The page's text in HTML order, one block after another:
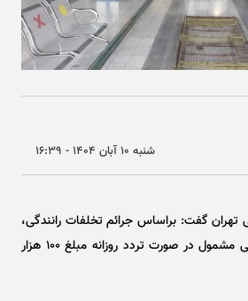
شنبه ۱۰ آبان ۱۴۰۴ - ۱۶:۳۹
تهران گفت: براساس جرائم تخلفات رانندگی،
خودرو‌های فاقد معاینه فنی مشمول در صورت تردد روزانه مبلغ ۱۰۰ هزار